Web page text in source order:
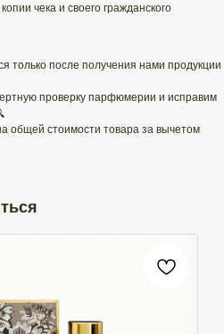
чека и своего гражданского
только после получения нами продукции
проверку парфюмерии и исправим
общей стоимости товара за вычетом